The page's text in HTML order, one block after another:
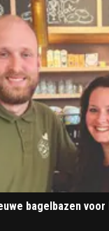
bagelbazen voor